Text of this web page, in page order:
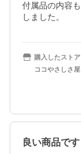
付属品の内容
しました。
購入したストア
ココやさしさ屋
良い商品です